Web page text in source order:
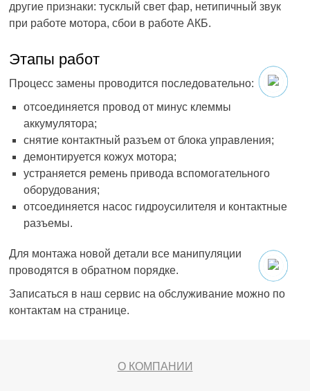
другие признаки: тусклый свет фар, нетипичный звук
при работе мотора, сбои в работе АКБ.
Этапы работ
Процесс замены проводится последовательно:
отсоединяется провод от минус клеммы
аккумулятора;
снятие контактный разъем от блока управления;
демонтируется кожух мотора;
устраняется ремень привода вспомогательного
оборудования;
отсоединяется насос гидроусилителя и контактные
разъемы.
Для монтажа новой детали все манипуляции
проводятся в обратном порядке.
Записаться в наш сервис на обслуживание можно по
контактам на странице.
О КОМПАНИИ